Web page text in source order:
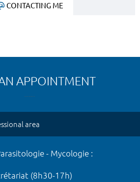
CONTACTING ME
APPOINTMENT
area
- Mycologie :
(8h30-17h)